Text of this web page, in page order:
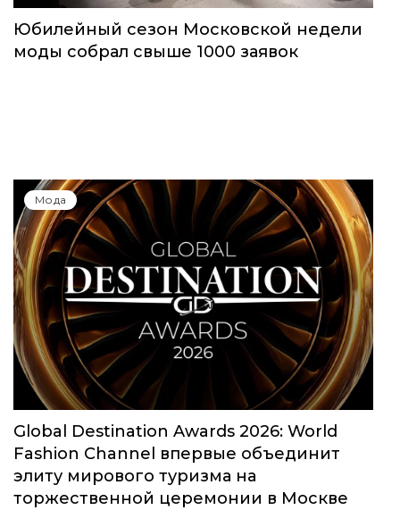
Юбилейный сезон Московской недели
моды собрал свыше 1000 заявок
Мода
Global Destination Awards 2026: World
Fashion Channel впервые объединит
элиту мирового туризма на
торжественной церемонии в Москве